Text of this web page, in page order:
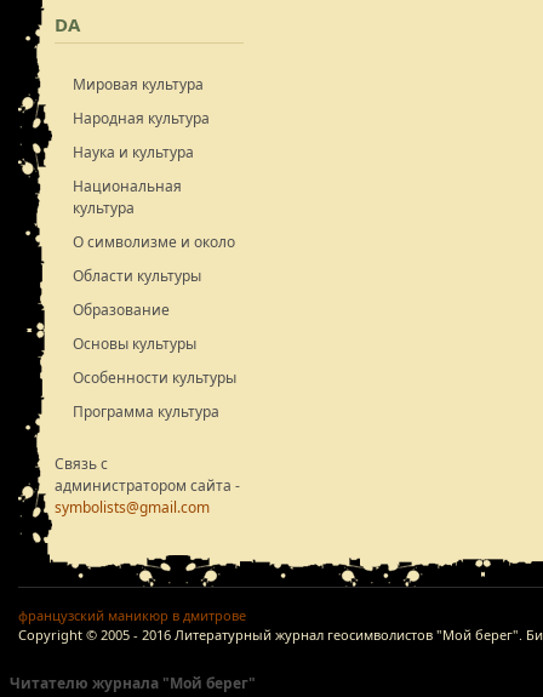
DA
Мировая культура
Народная культура
Наука и культура
Национальная
культура
О символизме и около
Области культуры
Образование
Основы культуры
Особенности культуры
Программа культура
Связь с
администратором сайта -
symbolists@gmail.com
французский маникюр в дмитрове
Copyright © 2005 - 2016 Литературный журнал геосимволистов "Мой берег".
Читателю журнала "Мой берег"